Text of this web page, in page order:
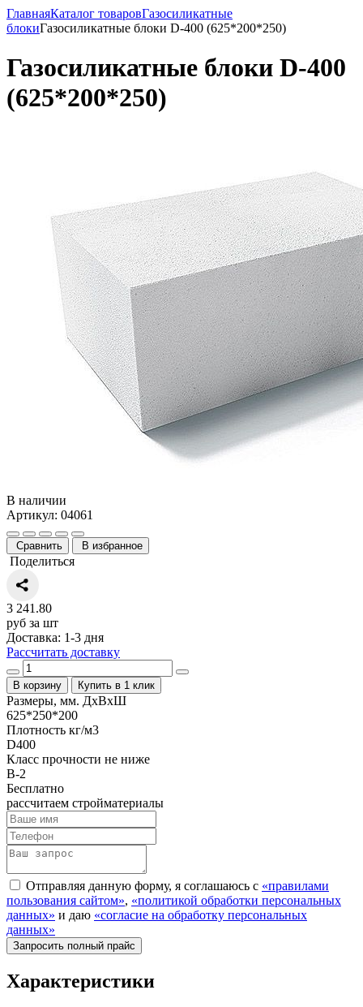
ГлавнаяКаталог товаровГазосиликатные
блокиГазосиликатные блоки D-400 (625*200*250)
Газосиликатные блоки D-400
(625*200*250)
В наличии
Артикул: 04061
Сравнить В избранное
Поделиться
3 241.80
руб за шт
Доставка: 1-3 дня
Рассчитать доставку
В корзину Купить в 1 клик
Размеры, мм. ДхВхШ
625*250*200
Плотность кг/м3
D400
Класс прочности не ниже
B-2
Бесплатно
рассчитаем стройматериалы
Отправляя данную форму, я соглашаюсь с «правилами
пользования сайтом», «политикой обработки персональных
данных» и даю «согласие на обработку персональных
данных»
Характеристики